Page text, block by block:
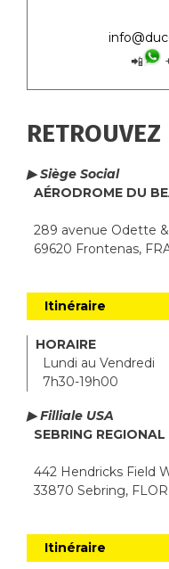
📲
▶ Siège Social
AÉRODROME DU
289 avenue Odette
69620 Frontenas,
Itinéraire
HORAIRE
Lundi au Vendredi
7h30-19h00
▶ Filliale USA
SEBRING
442 Hendricks Field
33870 Sebring,
Itinéraire